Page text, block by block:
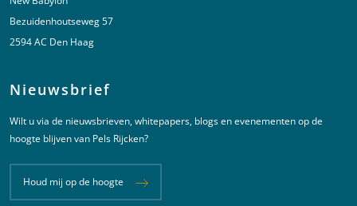
Bezuidenhoutseweg 57
2594 AC Den Haag
Nieuwsbrief
Wilt u via de nieuwsbrieven, whitepapers, blogs en evenementen op de
hoogte blijven van Pels Rijcken?
Houd mij op de hoogte